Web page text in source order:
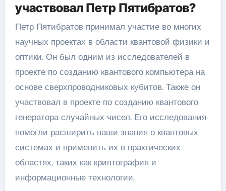
участвовал Петр Пятибратов?
Петр Пятибратов принимал участие во многих
научных проектах в области квантовой физики и
оптики. Он был одним из исследователей в
проекте по созданию квантового компьютера на
основе сверхпроводниковых кубитов. Также он
участвовал в проекте по созданию квантового
генератора случайных чисел. Его исследования
помогли расширить наши знания о квантовых
системах и применить их в практических
областях, таких как криптография и
информационные технологии.